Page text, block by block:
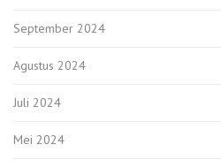
September 2024
Agustus 2024
Juli 2024
Mei 2024